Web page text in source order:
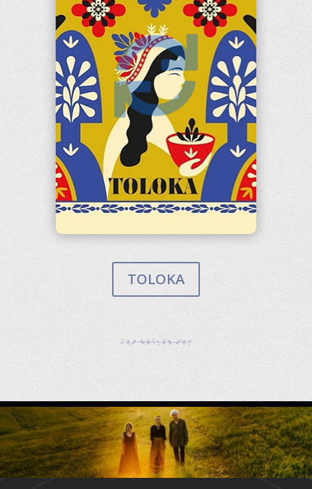


TOLOKA
POSŁUCHAJ
TOLOKA